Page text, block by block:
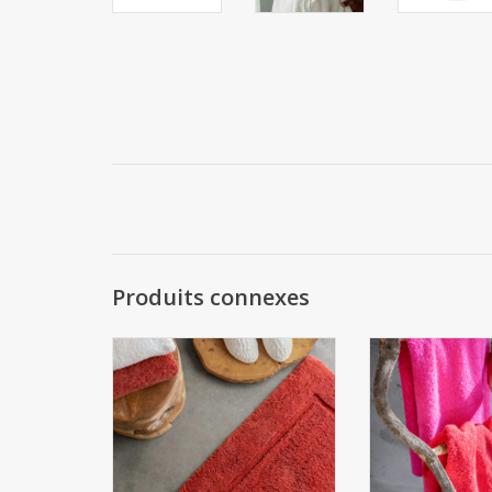
Produits connexes
Tapis de bain : MUST 100 %
coton égyptien Giza 70, fils extra
longs. Lavable en machine à 60
°C. Tapis de bain disponibles en
60 couleurs. Ce produit est
fabriqué sur mesure et n'est ni
échangeable ni remboursable.
Peignoir
égyptien - Giza
longs 700 g/m2
MESURE = FAIT
SUR MESURE
DÉLAI DE
à 4